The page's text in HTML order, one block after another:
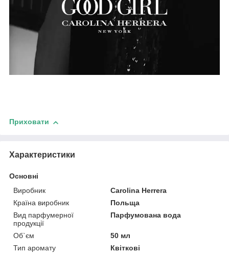
Приховати
Характеристики
Основні
Виробник
Carolina Herrera
Країна виробник
Польща
Вид парфумерної
продукції
Парфумована вода
Об`єм
50 мл
Тип аромату
Квіткові